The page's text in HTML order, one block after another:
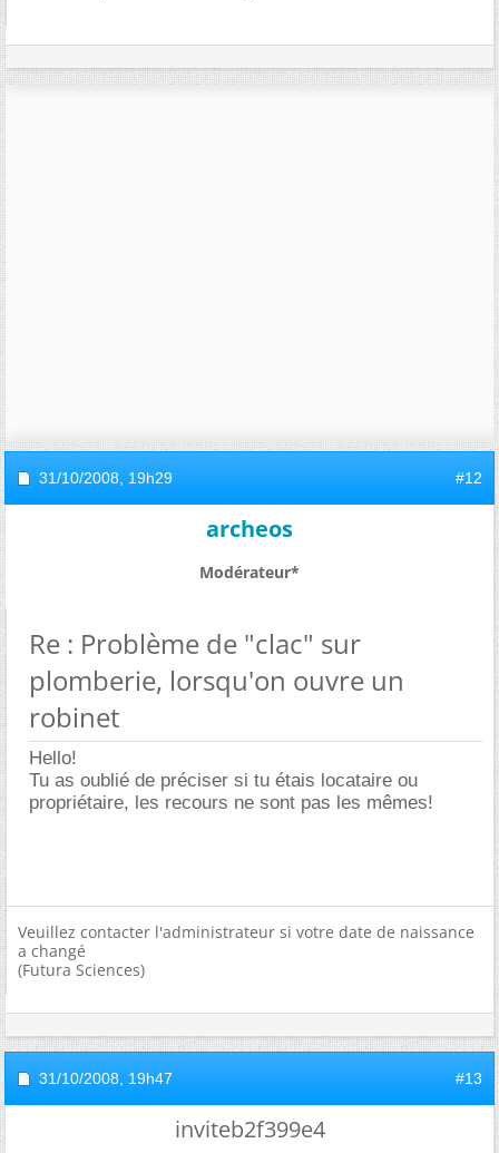
31/10/2008, 19h29 #12
archeos
Modérateur*
Re : Problème de "clac" sur
plomberie, lorsqu'on ouvre un
robinet
Hello!
Tu as oublié de préciser si tu étais locataire ou
propriétaire, les recours ne sont pas les mêmes!
Veuillez contacter l'administrateur si votre date de naissance
a changé
(Futura Sciences)
31/10/2008, 19h47 #13
inviteb2f399e4